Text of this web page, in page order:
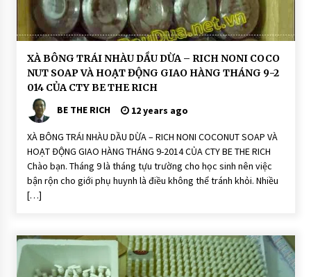
Ộ
N
H
O
Ạ
T
Đ
Ộ
N
G
H
o
ạ
t
Đ
ộ
n
à
P
XÀ BÔNG TRÁI NHÀU DẦU DỪA – RICH NONI COCO
NUT SOAP VÀ HOẠT ĐỘNG GIAO HÀNG THÁNG 9-2
014 CỦA CTY BE THE RICH
BE THE RICH
12 years ago
XÀ BÔNG TRÁI NHÀU DẦU DỪA – RICH NONI COCONUT SOAP VÀ
HOẠT ĐỘNG GIAO HÀNG THÁNG 9-2014 CỦA CTY BE THE RICH
Chào bạn. Tháng 9 là tháng tựu trường cho học sinh nên việc
bận rộn cho giới phụ huynh là điều không thể tránh khỏi. Nhiều
[…]